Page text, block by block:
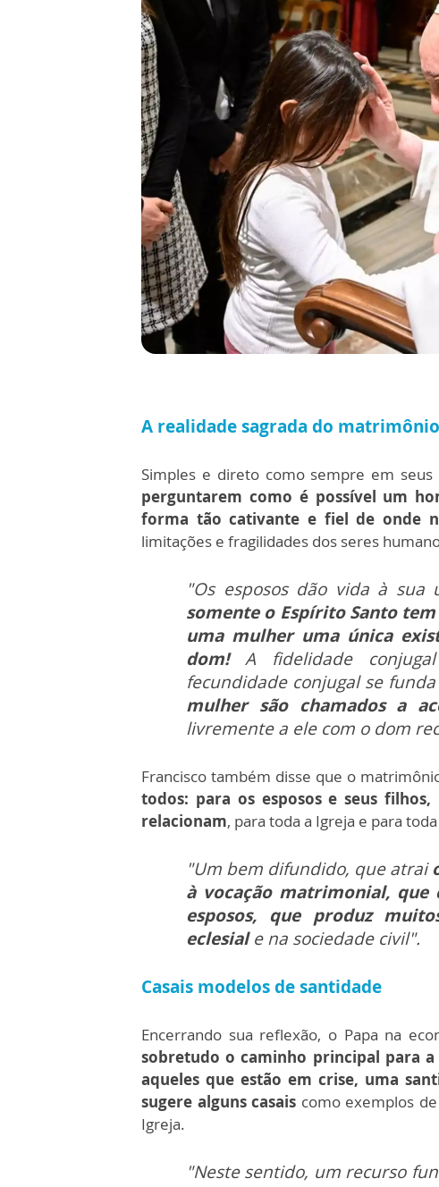
A realidade sagrada do matrimônio
Simples e direto como sempre em seus
perguntarem como é possível um
forma tão cativante e fiel de onde
limitações e fragilidades dos seres
"Os esposos dão vida à sua
somente o Espírito Santo
uma mulher uma única
dom!A fidelidade
fecundidade conjugal se
mulher são chamados a
livremente a ele com o dom
Francisco também disse que o
todos: para os esposos e seus
relacionam, para toda a Igreja e para
"Um bem difundido, que atrai
à vocação matrimonial,
esposos, que produz
eclesiale na sociedade civil".
Casais modelos de santidade
Encerrando sua reflexão, o Papa na
sobretudo o caminho principal para
aqueles que estão em crise, uma
sugere alguns casais como exemplos
Igreja.
"Neste sentido, um recurso